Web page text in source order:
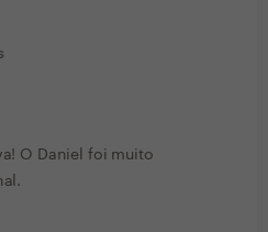
O Daniel foi muito